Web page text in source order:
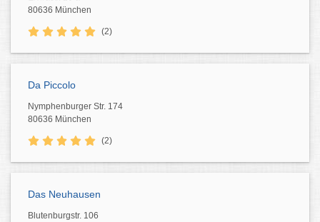
80636 München
(2)
Da Piccolo
Nymphenburger Str. 174
80636 München
(2)
Das Neuhausen
Blutenburgstr. 106